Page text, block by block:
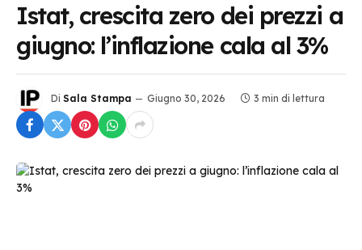
Istat, crescita zero dei prezzi a
giugno: l’inflazione cala al 3%
Di Sala Stampa Giugno 30, 2026 3 min di lettura